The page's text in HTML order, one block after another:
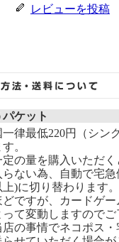
レビューを投稿
パケット
一律最低220円（シン
。
の量を購入いただく
らない為、自動で宅
上)に切り替わります
どですが、カードゲー
って変動しますのでご
の事情でネコポス・